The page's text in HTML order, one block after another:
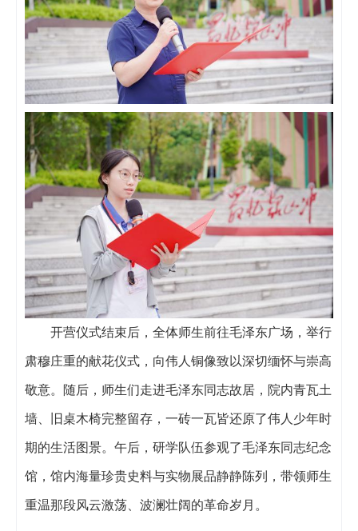
开营仪式结束后，全体师生前往毛泽东广场，举行
肃穆庄重的献花仪式，向伟人铜像致以深切缅怀与崇高
敬意。随后，师生们走进毛泽东同志故居，院内青瓦土
墙、旧桌木椅完整留存，一砖一瓦皆还原了伟人少年时
期的生活图景。午后，研学队伍参观了毛泽东同志纪念
馆，馆内海量珍贵史料与实物展品静静陈列，带领师生
重温那段风云激荡、波澜壮阔的革命岁月。